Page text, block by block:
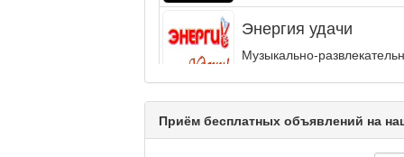
Энергия удачи
Музыкально-
Кәусар
Приём бесплатных объявлений на